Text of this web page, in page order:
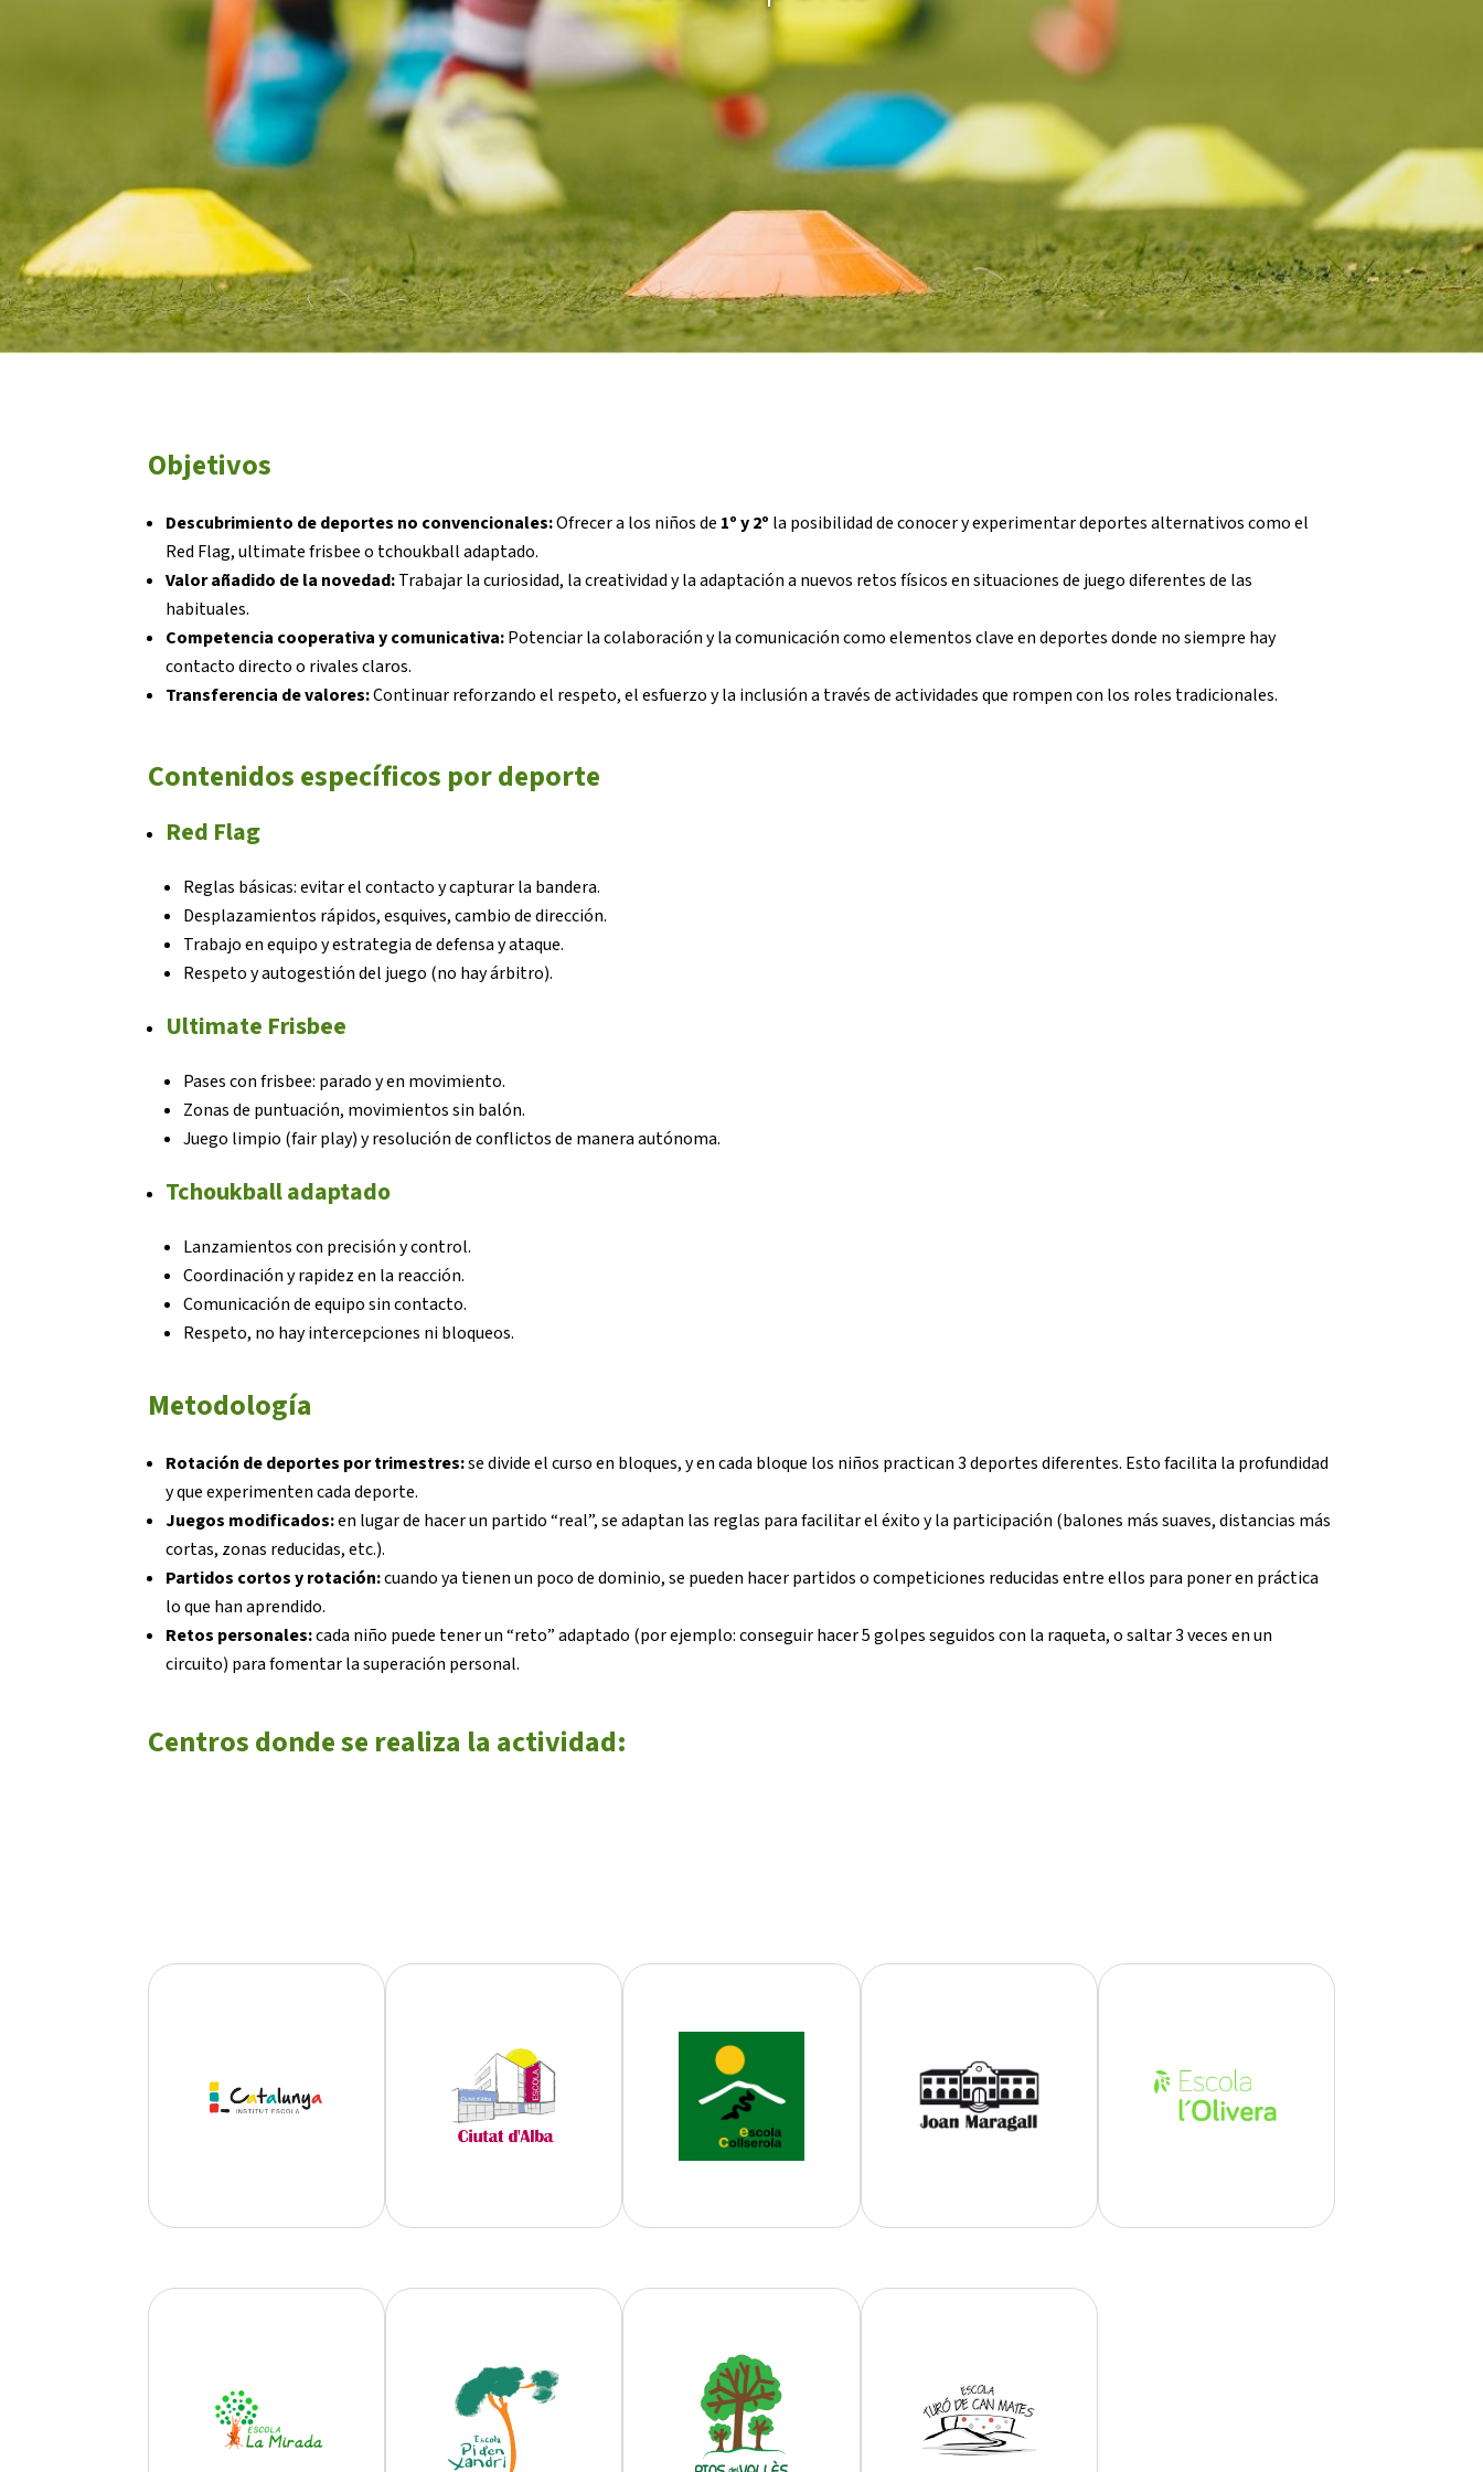
Objetivos
Descubrimiento de deportes no convencionales:Ofrecer a los niños de 1º y 2º la posibilidad de conocer y experimentar deportes alternativos como el
Red Flag, ultimate frisbee o tchoukball adaptado.
Valor añadido de la novedad:Trabajar la curiosidad, la creatividad y la adaptación a nuevos retos físicos en situaciones de juego diferentes de las
habituales.
Competencia cooperativa y comunicativa:Potenciar la colaboración y la comunicación como elementos clave en deportes donde no siempre hay
contacto directo o rivales claros.
Transferencia de valores:Continuar reforzando el respeto, el esfuerzo y la inclusión a través de actividades que rompen con los roles tradicionales.
Contenidos específicos por deporte
Red Flag
Reglas básicas: evitar el contacto y capturar la bandera.
Desplazamientos rápidos, esquives, cambio de dirección.
Trabajo en equipo y estrategia de defensa y ataque.
Respeto y autogestión del juego (no hay árbitro).
Ultimate Frisbee
Pases con frisbee: parado y en movimiento.
Zonas de puntuación, movimientos sin balón.
Juego limpio (fair play) y resolución de conflictos de manera autónoma.
Tchoukball adaptado
Lanzamientos con precisión y control.
Coordinación y rapidez en la reacción.
Comunicación de equipo sin contacto.
Respeto, no hay intercepciones ni bloqueos.
Metodología
Rotación de deportes por trimestres:se divide el curso en bloques, y en cada bloque los niños practican 3 deportes diferentes. Esto facilita la profundidad
y que experimenten cada deporte.
Juegos modificados:en lugar de hacer un partido “real”, se adaptan las reglas para facilitar el éxito y la participación (balones más suaves, distancias más
cortas, zonas reducidas, etc.).
Partidos cortos y rotación:cuando ya tienen un poco de dominio, se pueden hacer partidos o competiciones reducidas entre ellos para poner en práctica
lo que han aprendido.
Retos personales:cada niño puede tener un “reto” adaptado (por ejemplo: conseguir hacer 5 golpes seguidos con la raqueta, o saltar 3 veces en un
circuito) para fomentar la superación personal.
Centros donde se realiza la actividad:
L'equip
Missió i valors
Els comptes clars
Memòria d'activitats
Proposta educativa
Butlletins
Diari de la Fundació
Fundesplai als mitjans
Xarxes socials